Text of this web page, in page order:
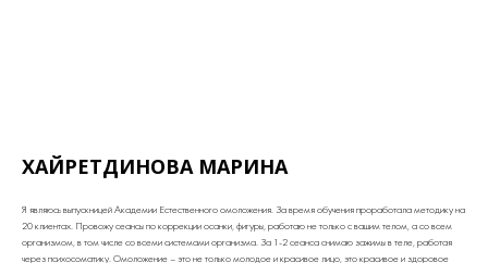
ХАЙРЕТДИНОВА МАРИНА
Я являюсь выпускницей Академии Естественного омоложения. За время обучения проработала методику на
20 клиентах. Провожу сеансы по коррекции осанки, фигуры, работаю не только с вашим телом, а со всем
организмом, в том числе со всеми системами организма. За 1-2 сеанса снимаю зажимы в теле, работая
через психосоматику. Омоложение – это не только молодое и красивое лицо, это красивое и здоровое